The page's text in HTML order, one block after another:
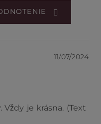
11/07/2024
je krásna. (Text